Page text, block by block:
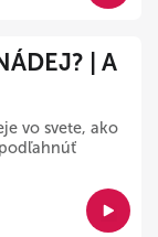
| A
vo svete, ako